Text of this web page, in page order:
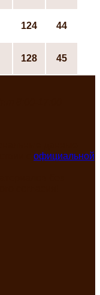
124 44
128 45
официальной